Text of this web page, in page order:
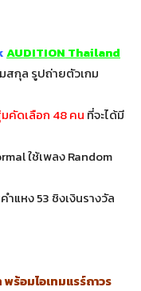
AUDITION Thailand
สกุล รูปถ่ายตัวเกม
คัดเลือก 48 คน ที่จะได้มี
ใช้เพลง Random
ำแหง 53 ชิงเงินรางวัล
ร้อมไอเทมแรร์ถาวร